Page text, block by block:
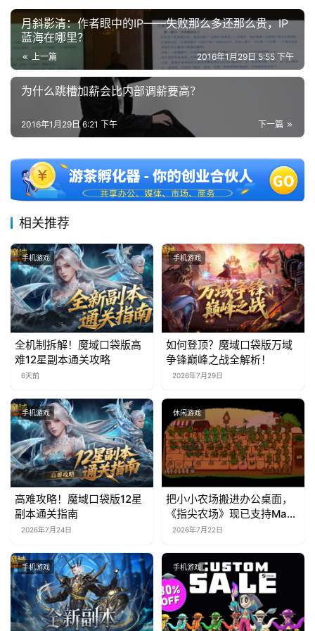
国
月斜影清：作者眼中的IP——失败那么多还那么贵，IP
蓝海在哪里？
上一篇 2016年1月29日 5:55 下午
为什么跳槽加薪会比内部调薪要高？
下一篇
2016年1月29日 6:21 下午
相关推荐
手机游戏
全机制拆解！魔域口袋版高
难12星副本通关攻略
6天前
手机游戏
如何登顶？魔域口袋版万域
争锋巅峰之战全解析！
2026年7月29日
手机游戏
高难攻略！魔域口袋版12星
副本通关指南
2026年7月24日
休闲游戏
把小小农场搬进办公桌面，
《指尖农场》现已支持Mac
系统！
2026年7月22日
手机游戏 手机游戏